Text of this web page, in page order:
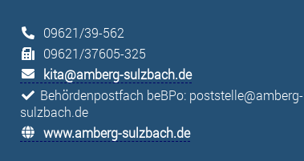
09621/39-562
09621/37605-325
kita@amberg-sulzbach.de
Behördenpostfach beBPo: poststelle@amberg-
sulzbach.de
www.amberg-sulzbach.de